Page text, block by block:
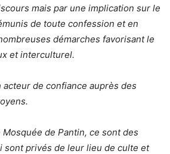
mais par une implication sur le
de toute confession et en
démarches favorisant le
et interculturel.
de confiance auprès des
de Pantin, ce sont des
sont privés de leur lieu de culte et